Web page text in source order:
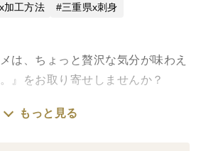
加工方法
三重県x刺身
は、ちょっと贅沢な気分が味わえ
』をお取り寄せしませんか？
重県南伊勢町で育った『あなたに
もっと見る